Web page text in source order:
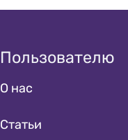
Пользователю
О нас
Статьи